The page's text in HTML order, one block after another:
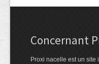
Concernant
Proxi nacelle est un